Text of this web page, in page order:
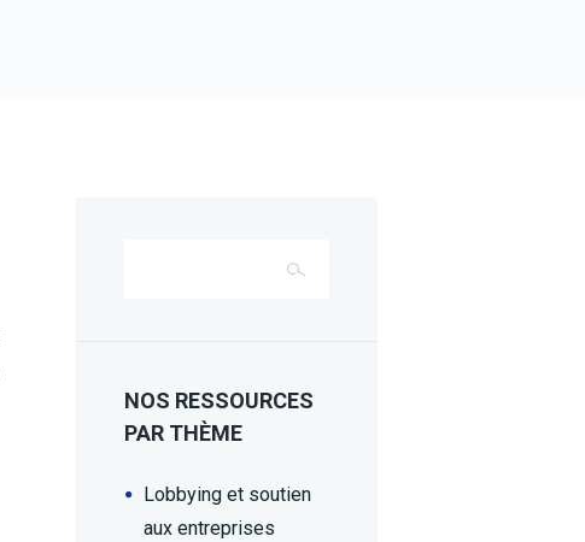
NOS RESSOURCES
PAR THÈME
Lobbying et soutien
aux entreprises